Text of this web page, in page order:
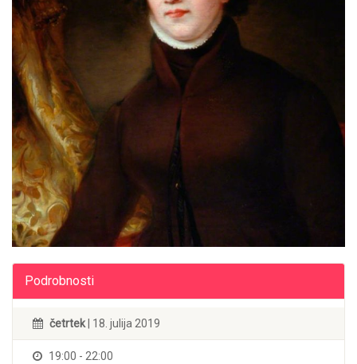
Podrobnosti
četrtek| 18. julija 2019
19:00 - 22:00